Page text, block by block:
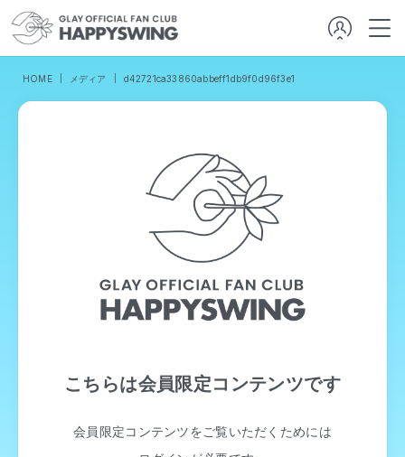
HOME メディア d42721ca33860abbeff1db9f0d96f3e1
こちらは会員限定コンテンツです
会員限定コンテンツをご覧いただくためには